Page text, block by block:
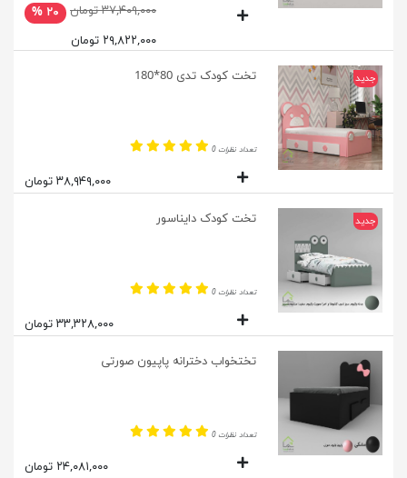
۳۷,۴۰۹,۰۰۰ تومان
۲۰ %
۲۹,۸۲۲,۰۰۰ تومان
جدید تخت کودک تدی 80*180
تعداد نظرات 0
۳۸,۹۴۹,۰۰۰ تومان
جدید تخت کودک دایناسور
تعداد نظرات 0
۳۳,۳۲۸,۰۰۰ تومان
تختخواب دخترانه پاپیون صورتی
تعداد نظرات 0
۲۴,۰۸۱,۰۰۰ تومان